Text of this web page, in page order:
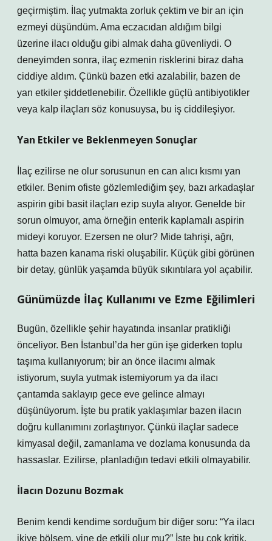
geçirmiştim. İlaç yutmakta zorluk çektim ve bir an için
ezmeyi düşündüm. Ama eczacıdan aldığım bilgi
üzerine ilacı olduğu gibi almak daha güvenliydi. O
deneyimden sonra, ilaç ezmenin risklerini biraz daha
ciddiye aldım. Çünkü bazen etki azalabilir, bazen de
yan etkiler şiddetlenebilir. Özellikle güçlü antibiyotikler
veya kalp ilaçları söz konusuysa, bu iş ciddileşiyor.
Yan Etkiler ve Beklenmeyen Sonuçlar
İlaç ezilirse ne olur sorusunun en can alıcı kısmı yan
etkiler. Benim ofiste gözlemlediğim şey, bazı arkadaşlar
aspirin gibi basit ilaçları ezip suyla alıyor. Genelde bir
sorun olmuyor, ama örneğin enterik kaplamalı aspirin
mideyi koruyor. Ezersen ne olur? Mide tahrişi, ağrı,
hatta bazen kanama riski oluşabilir. Küçük gibi görünen
bir detay, günlük yaşamda büyük sıkıntılara yol açabilir.
Günümüzde İlaç Kullanımı ve Ezme Eğilimleri
Bugün, özellikle şehir hayatında insanlar pratikliği
önceliyor. Ben İstanbul’da her gün işe giderken toplu
taşıma kullanıyorum; bir an önce ilacımı almak
istiyorum, suyla yutmak istemiyorum ya da ilacı
çantamda saklayıp gece eve gelince almayı
düşünüyorum. İşte bu pratik yaklaşımlar bazen ilacın
doğru kullanımını zorlaştırıyor. Çünkü ilaçlar sadece
kimyasal değil, zamanlama ve dozlama konusunda da
hassaslar. Ezilirse, planladığın tedavi etkili olmayabilir.
İlacın Dozunu Bozmak
Benim kendi kendime sorduğum bir diğer soru: “Ya ilacı
ikiye bölsem, yine de etkili olur mu?” İşte bu çok kritik.